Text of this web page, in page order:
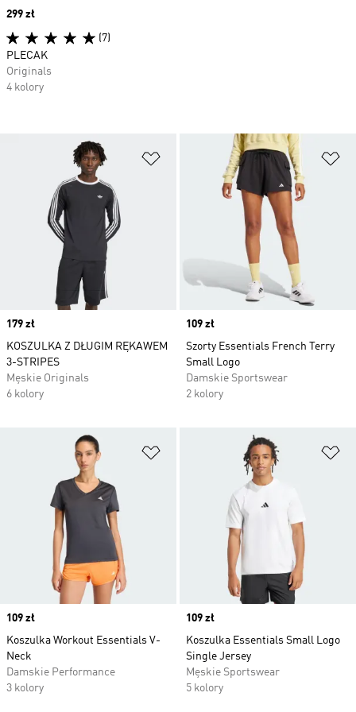
Dodaj do listy życzeń
Price
179 zł
KOSZULKA Z DŁUGIM RĘKAWEM
3-STRIPES
Męskie Originals
6 kolory
Price
109 zł
Szorty Essentials French Terry
Small Logo
Damskie Sportswear
2 kolory
Dodaj do listy życzeń
Price
109 zł
Koszulka Workout Essentials V-
Neck
Damskie Performance
3 kolory
Price
109 zł
Koszulka Essentials Small Logo
Single Jersey
Męskie Sportswear
5 kolory
Price
299 zł
(7)
PLECAK
Originals
4 kolory